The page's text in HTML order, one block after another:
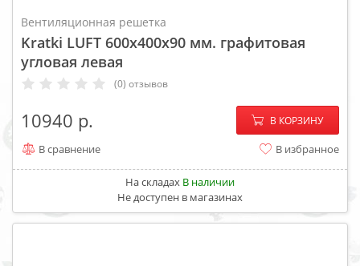
Вентиляционная решетка
Kratki LUFT 600x400x90 мм. графитовая
угловая левая
(0) отзывов
10940 − +
В КОРЗИНУ
В сравнение В избранное
На складах В наличии
Не доступен в магазинах